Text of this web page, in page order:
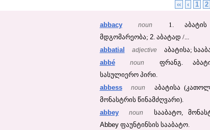
‹‹ ‹ 1 2
abbacy noun
1.
მდგომარეობა; 2. აბატად /...
abbatial adjective აბატისა;
abbé noun
ფრანგ.
სასულიერო პირი.
abbess noun
აბატისა
მონასტრის წინამძღვარი).
abbey noun სააბატო,
Abbeyფაუნტინსის სააბატო.